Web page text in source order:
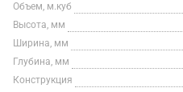
Объем, м.куб
Высота, мм
Ширина, мм
Глубина, мм
Конструкция